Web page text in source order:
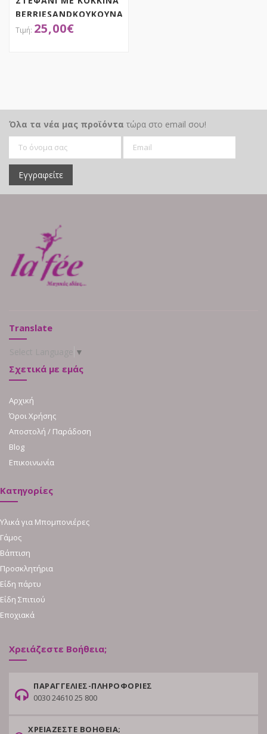
BERRIESANDΚΟΥΚΟΥΝΑΡΙΑ
60ΕΚ25,00€
Όλα τα νέα μας προϊόντα τώρα στο email σου!
Εγγραφείτε
Translate
▼
Σχετικά με εμάς
Αρχική
Όροι Χρήσης
Αποστολή / Παράδοση
Blog
Επικοινωνία
Κατηγορίες
Υλικά για Μπομπονιέρες
Γάμος
Βάπτιση
Προσκλητήρια
Είδη πάρτυ
Είδη Σπιτιού
Εποχιακά
Χρειάζεστε Βοήθεια;
ΠΑΡΑΓΓΕΛΙΕΣ-ΠΛΗΡΟΦΟΡΙΕΣ
0030 24610 25 800
ΧΡΕΙΑΖΕΣΤΕ ΒΟΗΘΕΙΑ;